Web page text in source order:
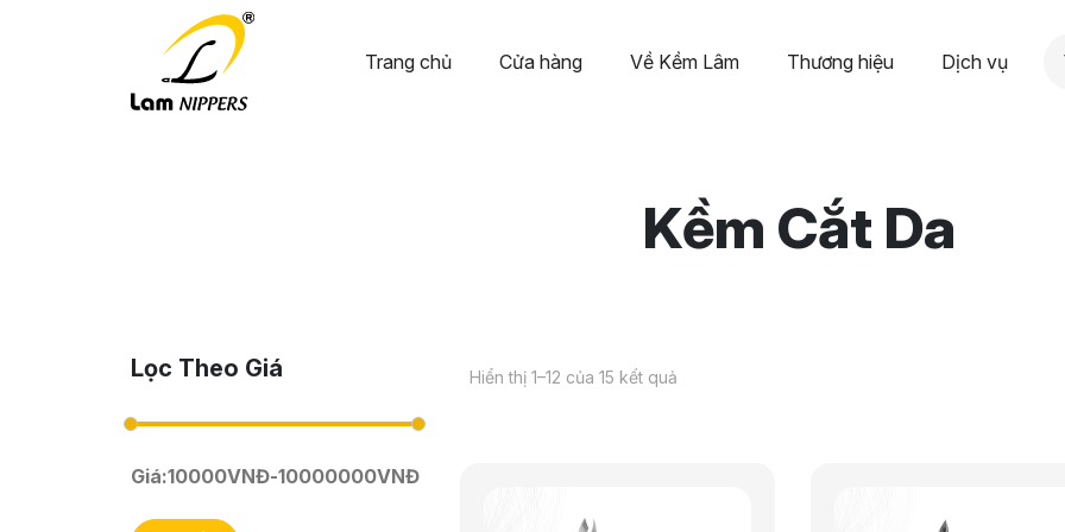
Trang chủ Cửa hàng Về Kềm Lâm Thương hiệu Dịch vụ
Kềm Cắt Da
Lọc Theo Giá
Giá:10000VNĐ-10000000VNĐ
Hiển thị 1–12 của 15 kết quả